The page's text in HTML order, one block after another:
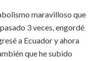
maravilloso que
3 veces, engordé
a Ecuador y ahora
que he subido